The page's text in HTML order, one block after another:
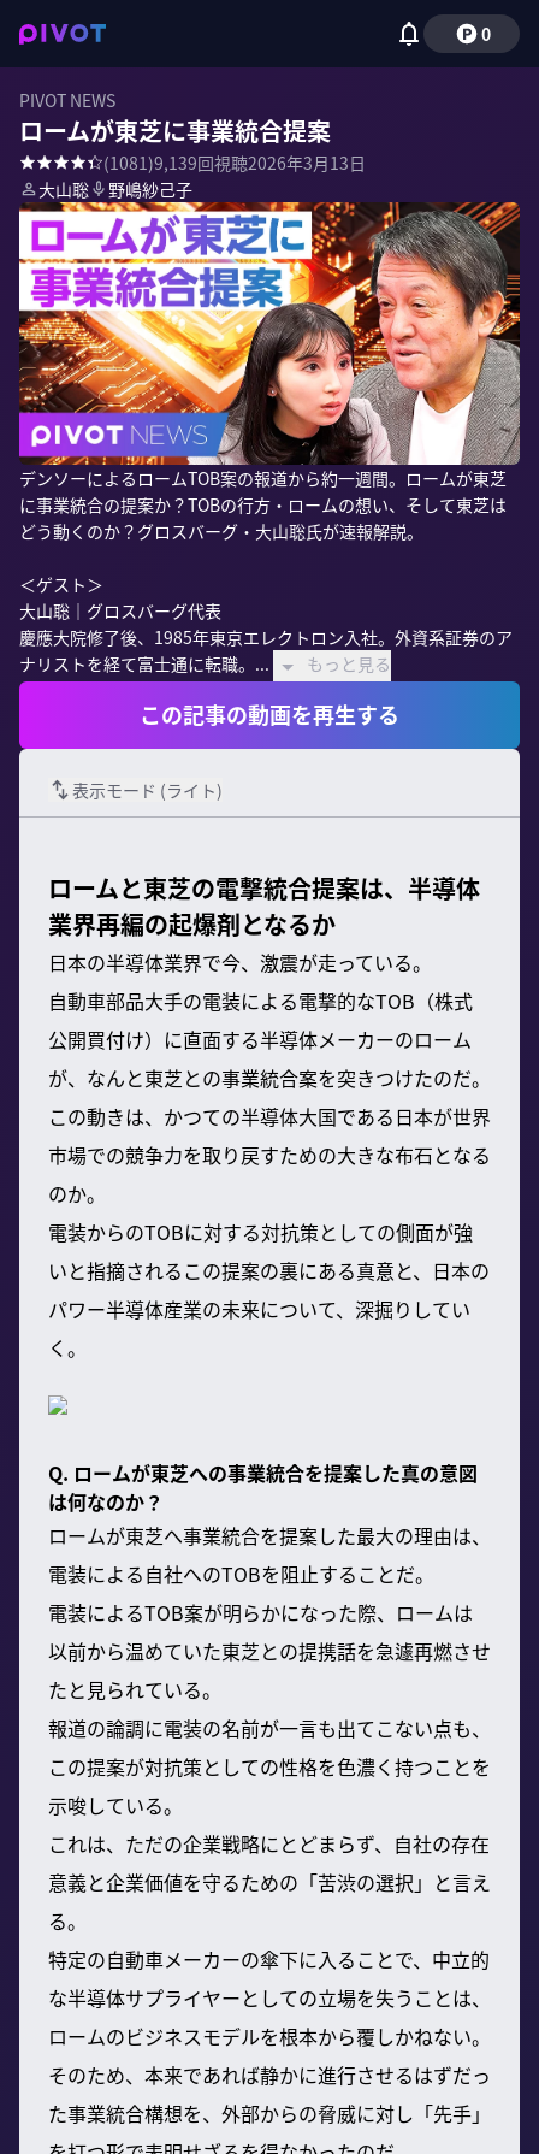
0
PIVOT NEWS
ロームが東芝に事業統合提案
(1081)9,139回視聴2026年3月13日
大山聡
野嶋紗己子
デンソーによるロームTOB案の報道から約一週間。ロームが東芝
に事業統合の提案か？TOBの行方・ロームの想い、そして東芝は
どう動くのか？グロスバーグ・大山聡氏が速報解説。
＜ゲスト＞
大山聡｜グロスバーグ代表
慶應大院修了後、1985年東京エレクトロン入社。外資系証券のア
ナリストを経て富士通に転職。...
もっと見る
この記事の動画を再生する
表示モード (ライト)
ロームと東芝の電撃統合提案は、半導体
業界再編の起爆剤となるか
日本の半導体業界で今、激震が走っている。
自動車部品大手の電装による電撃的なTOB（株式
公開買付け）に直面する半導体メーカーのローム
が、なんと東芝との事業統合案を突きつけたのだ。
この動きは、かつての半導体大国である日本が世界
市場での競争力を取り戻すための大きな布石となる
のか。
電装からのTOBに対する対抗策としての側面が強
いと指摘されるこの提案の裏にある真意と、日本の
パワー半導体産業の未来について、深掘りしてい
く。
Q. ロームが東芝への事業統合を提案した真の意図
は何なのか？
ロームが東芝へ事業統合を提案した最大の理由は、
電装による自社へのTOBを阻止することだ。
電装によるTOB案が明らかになった際、ロームは
以前から温めていた東芝との提携話を急遽再燃させ
たと見られている。
報道の論調に電装の名前が一言も出てこない点も、
この提案が対抗策としての性格を色濃く持つことを
示唆している。
これは、ただの企業戦略にとどまらず、自社の存在
意義と企業価値を守るための「苦渋の選択」と言え
る。
特定の自動車メーカーの傘下に入ることで、中立的
な半導体サプライヤーとしての立場を失うことは、
ロームのビジネスモデルを根本から覆しかねない。
そのため、本来であれば静かに進行させるはずだっ
た事業統合構想を、外部からの脅威に対し「先手」